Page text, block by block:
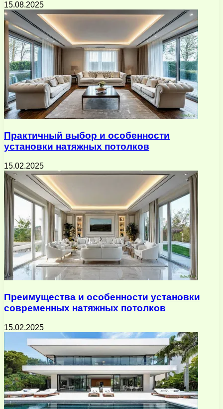
15.08.2025
Практичный выбор и особенности
установки натяжных потолков
15.02.2025
Преимущества и особенности установки
современных натяжных потолков
15.02.2025